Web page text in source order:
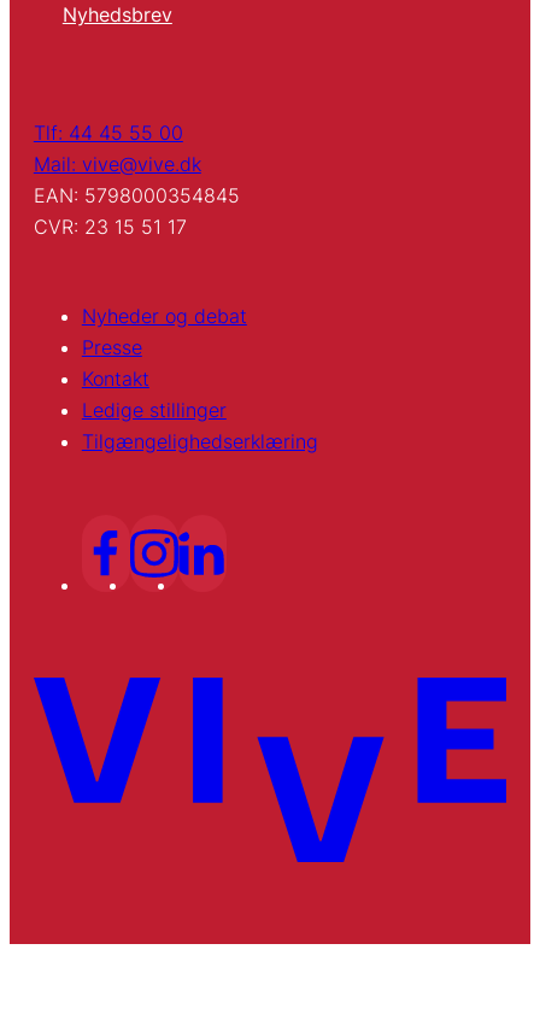
Nyhedsbrev
Tlf: 44 45 55 00
Mail: vive@vive.dk
EAN: 5798000354845
CVR: 23 15 51 17
Nyheder og debat
Presse
Kontakt
Ledige stillinger
Tilgængelighedserklæring